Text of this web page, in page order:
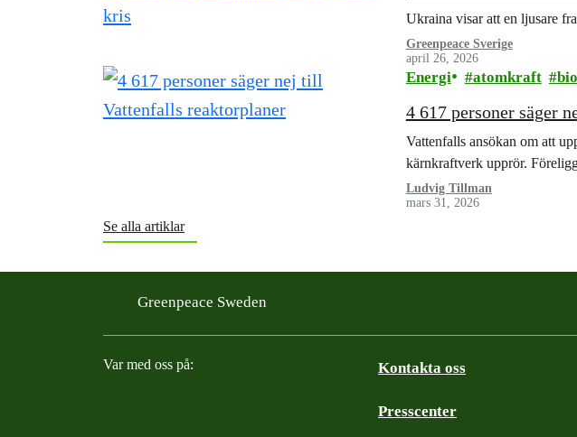
Ukraina visar att en ljusare
Greenpeace Sverige
april 26, 2026
Energi atomkraft
4 617 personer säger
Vattenfalls ansökan om att
kärnkraftverk upprör.
Ludvig Tillman
mars 31, 2026
Se alla artiklar
Greenpeace Sweden
Var med oss på: Kontakta oss
Presscenter